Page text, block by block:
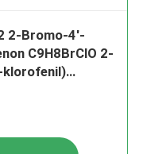
2-Bromo-4'-
C9H8BrClO 2-